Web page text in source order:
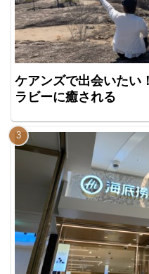
ケアンズで出会いたい
ラビーに癒される